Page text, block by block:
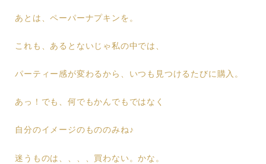
あとは、ペーパーナプキンを。
これも、あるとないじゃ私の中では、
パーティー感が変わるから、いつも見つけるたびに購入。
あっ！でも、何でもかんでもではなく
自分のイメージのもののみね♪
迷うものは、、、、買わない。かな。